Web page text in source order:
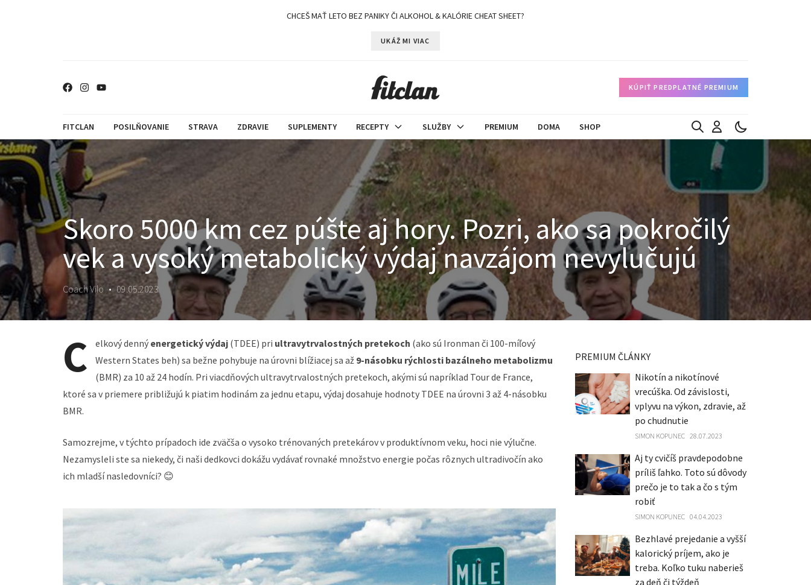
CHCEŠ MAŤ LETO BEZ PANIKY ČI ALKOHOL & KALÓRIE CHEAT SHEET?
UKÁŽ MI VIAC
KÚPIŤ PREDPLATNÉ PREMIUM
FITCLAN POSILŇOVANIE STRAVA ZDRAVIE SUPLEMENTY RECEPTY SLUŽBY PREMIUM DOMA SHOP
Skoro 5000 km cez púšte aj hory. Pozri, ako sa pokročilý
vek a vysoký metabolický výdaj navzájom nevylučujú
Coach Vilo • 09.05.2023
C elkový denný energetický výdaj (TDEE) pri ultravytrvalostných pretekoch (ako sú Ironman či 100-míľový
Western States beh) sa bežne pohybuje na úrovni blížiacej sa až 9-násobku rýchlosti bazálneho metabolizmu
(BMR) za 10 až 24 hodín. Pri viacdňových ultravytrvalostných pretekoch, akými sú napríklad Tour de France,
ktoré sa v priemere približujú k piatim hodinám za jednu etapu, výdaj dosahuje hodnoty TDEE na úrovni 3 až 4-násobku
BMR.
Samozrejme, v týchto prípadoch ide zväčša o vysoko trénovaných pretekárov v produktívnom veku, hoci nie výlučne.
Nezamysleli ste sa niekedy, či naši dedkovci dokážu vydávať rovnaké množstvo energie počas rôznych ultradivočín ako
ich mladší nasledovníci? 😊
PREMIUM ČLÁNKY
Nikotín a nikotínové
vrecúška. Od závislosti,
vplyvu na výkon, zdravie, až
po chudnutie
SIMON KOPUNEC 28.07.2023
Aj ty cvičíš pravdepodobne
príliš ľahko. Toto sú dôvody
prečo je to tak a čo s tým
robiť
SIMON KOPUNEC 04.04.2023
Bezhlavé prejedanie a vyšší
kalorický príjem, ako je
treba. Koľko tuku naberieš
za deň či týždeň